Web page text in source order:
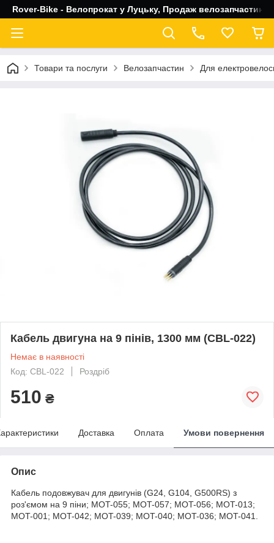
Rover-Bike - Велопрокат у Луцьку, Продаж велозапчастин,
Товари та послуги Велозапчастин Для
Кабель двигуна на 9 пінів, 1300 мм (CBL-022)
Немає в наявності
Код: CBL-022
Роздріб
510 ₴
Доставка Оплата Умови повернення
Опис
Кабель подовжувач для двигунів (G24, G104, G500RS) з
роз'ємом на 9 піни; MOT-055; MOT-057; MOT-056; MOT-013;
MOT-001; MOT-042; MOT-039; MOT-040; MOT-036; MOT-041.